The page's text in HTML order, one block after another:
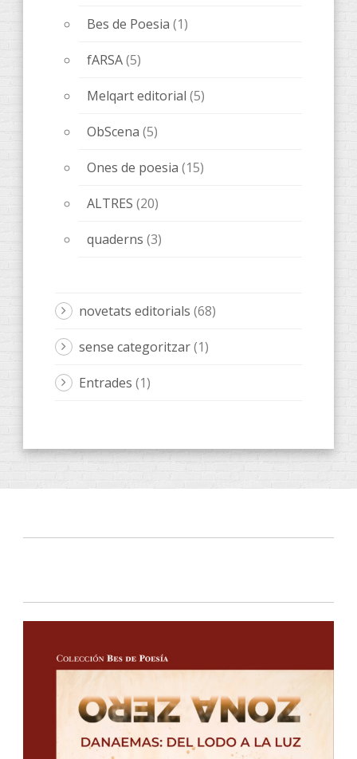
Bes de Poesia (1)
fARSA(5)
Melqart editorial (5)
ObScena (5)
Ones de poesia (15)
ALTRES (20)
quaderns (3)
novetats editorials (68)
sense categoritzar(1)
Entrades (1)